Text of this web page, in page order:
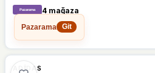
4 mağaza
Pazarama
Git
%64
ADIDAS